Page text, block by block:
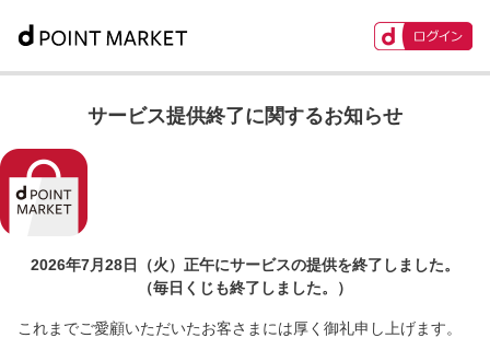
サービス提供終了に関するお知らせ
2026年7月28日（火）正午にサービスの提供を終了しました。
（毎日くじも終了しました。）
これまでご愛顧いただいたお客さまには厚く御礼申し上げます。